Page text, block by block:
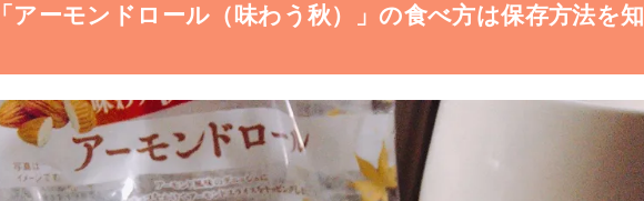
アーモンドロール（味わう秋）」の食べ方は保存方法を知